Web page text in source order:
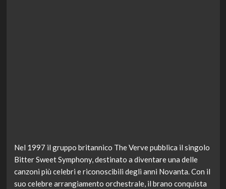
Nel 1997 il gruppo britannico The Verve pubblica il singolo
Bitter Sweet Symphony, destinato a diventare una delle
canzoni più celebri e riconoscibili degli anni Novanta. Con il
suo celebre arrangiamento orchestrale, il brano conquista